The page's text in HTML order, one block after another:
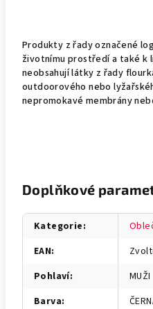
Produkty z řady označené
životnímu prostředí a také k
neobsahují látky z řady
outdoorového nebo
nepromokavé membrány
Doplňkové
Kategorie:
EAN:
Pohlaví:
MUŽI
Barva: